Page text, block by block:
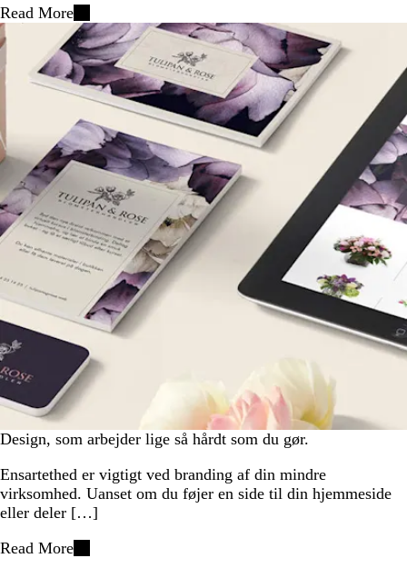
Read More
Design, som arbejder lige så hårdt som du gør.
Ensartethed er vigtigt ved branding af din mindre
virksomhed. Uanset om du føjer en side til din hjemmeside
eller deler […]
Read More